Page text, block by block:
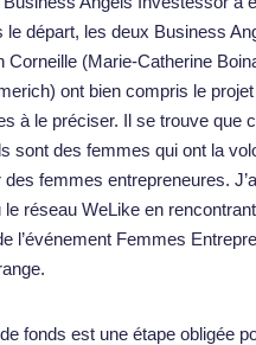
le départ, les deux Business
Corneille (Marie-Catherine
) ont bien compris le
à le préciser. Il se trouve que
sont des femmes qui ont la
des femmes entrepreneures.
le réseau WeLike en
l’événement Femmes
fonds est une étape obligée